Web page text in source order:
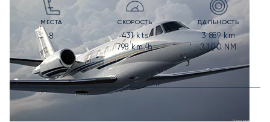
МЕСТА
8
СКОРОСТЬ
431kts
798km/h
ДАЛЬНОСТЬ
3 889 km
2 100 NM